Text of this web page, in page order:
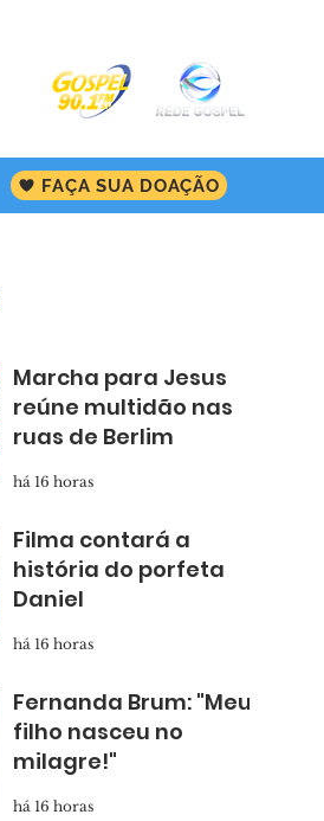
FAÇA SUA DOAÇÃO
Marcha para Jesus
reúne multidão nas
ruas de Berlim
há 16 horas
Filma contará a
história do porfeta
Daniel
há 16 horas
Fernanda Brum: "Meu
filho nasceu no
milagre!"
há 16 horas